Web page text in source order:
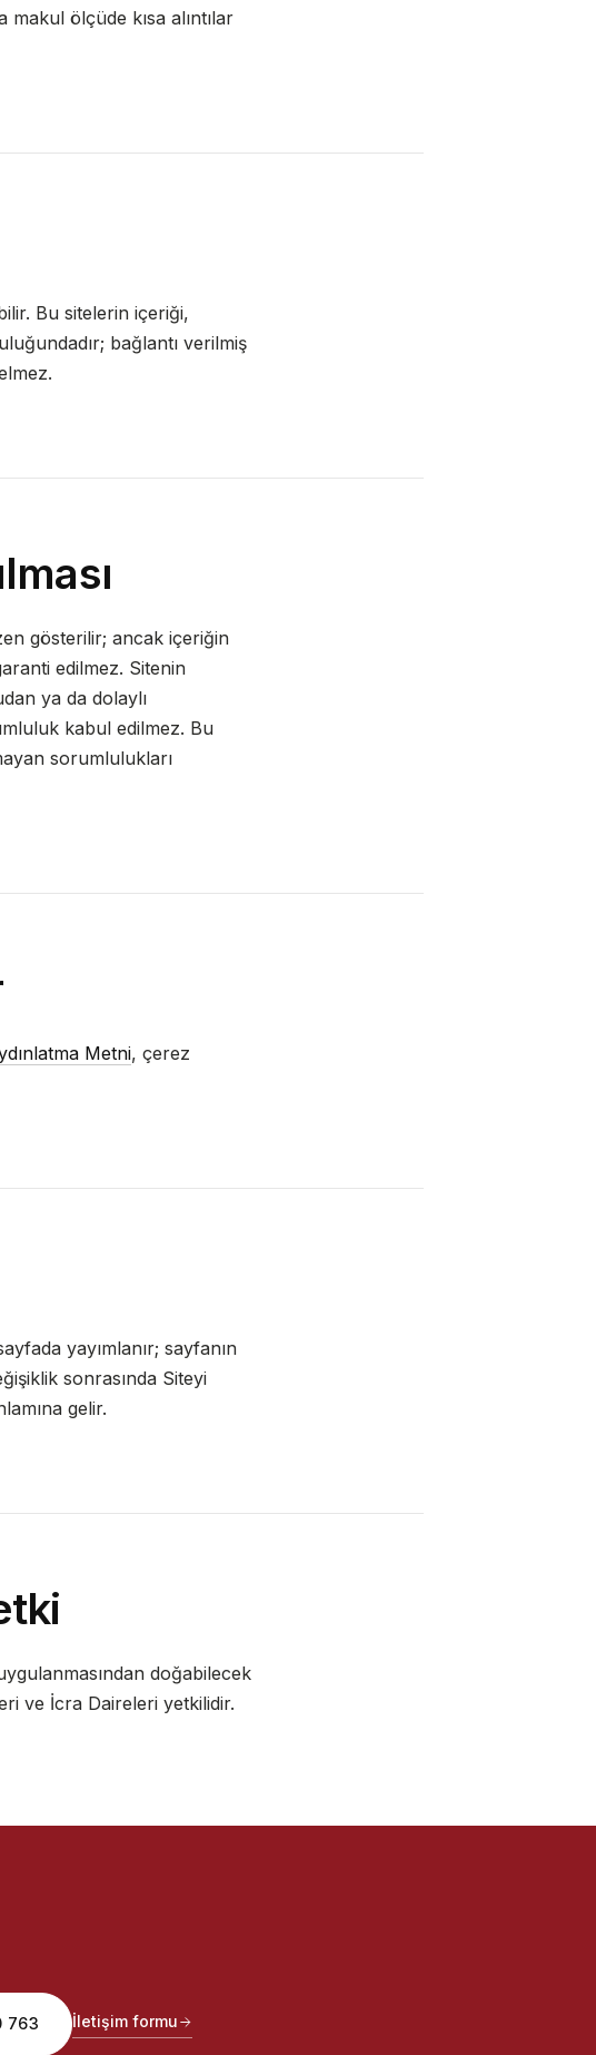
ölçüde kısa alıntılar
Bu sitelerin içeriği,
bağlantı verilmiş
gösterilir; ancak içeriğin
edilmez. Sitenin
ya da dolaylı
kabul edilmez. Bu
sorumlulukları
Metni, çerez
yayımlanır; sayfanın
sonrasında Siteyi
gelir.
doğabilecek
ve İcra Daireleri yetkilidir.
763 İletişim formu